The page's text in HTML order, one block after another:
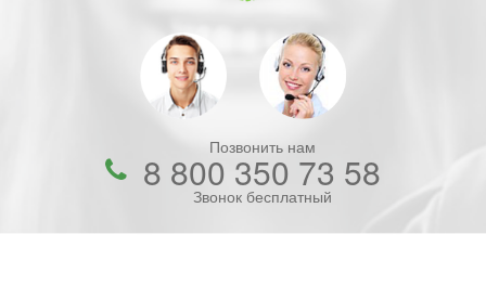
Позвонить нам
8 800 350 73 58
Звонок бесплатный